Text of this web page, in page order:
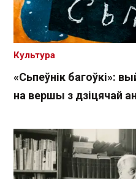
«Сьпеўнік багоўкі»:
на вершы з дзіцячай
Культура